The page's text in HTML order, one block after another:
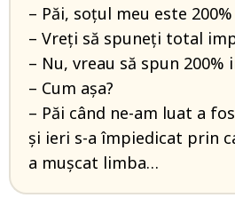
– Păi, soţul meu este
– Vreţi să spuneţi total
– Nu, vreau să spun
– Cum aşa?
– Păi când ne-am luat a
şi ieri s-a împiedicat prin
a muşcat limba…